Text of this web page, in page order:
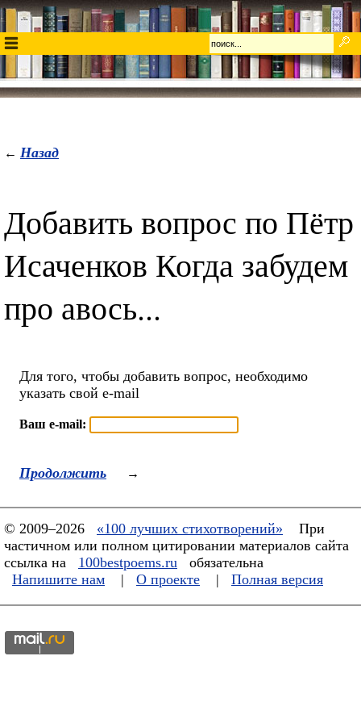
← Назад
Добавить вопрос по Пётр
Исаченков Когда забудем
про авось...
Для того, чтобы добавить вопрос, необходимо
указать свой e-mail
Ваш e-mail:
Продолжить →
© 2009–2026 «100 лучших стихотворений»
При
частичном или полном цитировании материалов сайта
ссылка на
100bestpoems.ru
обязательна
Напишите нам
| О проекте | Полная версия